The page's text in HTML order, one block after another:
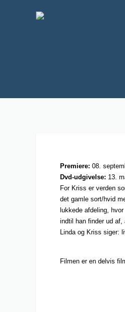
Premiere: 08.
Dvd-udgivelse: 13.
For Kriss er verden
det gamle sort/hvid
lukkede afdeling,
indtil han finder ud
Linda og Kriss siger:
Filmen er en delvis